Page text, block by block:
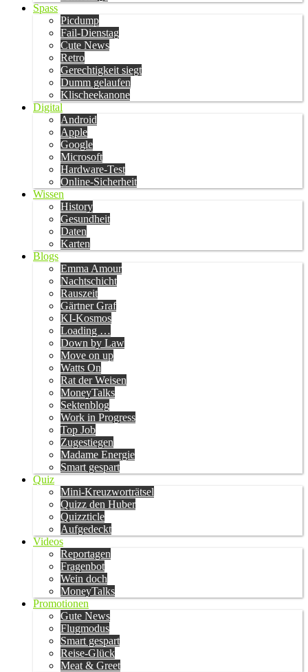
Spass
Picdump
Fail-Dienstag
Cute News
Retro
Gerechtigkeit siegt
Dumm gelaufen
Klischeekanone
Digital
Android
Apple
Google
Microsoft
Hardware-Test
Online-Sicherheit
Wissen
History
Gesundheit
Daten
Karten
Blogs
Emma Amour
Nachtschicht
Rauszeit
Gärtner Graf
KI-Kosmos
Loading …
Down by Law
Move on up
Watts On
Rat der Weisen
MoneyTalks
Sektenblog
Work in Progress
Top Job
Zugestiegen
Madame Energie
Smart gespart
Quiz
Mini-Kreuzworträtsel
Quizz den Huber
Quizzticle
Aufgedeckt
Videos
Reportagen
Fragenbot
Wein doch
MoneyTalks
Promotionen
Gute News
Flugmodus
Smart gespart
Reise-Glück
Meat & Greet